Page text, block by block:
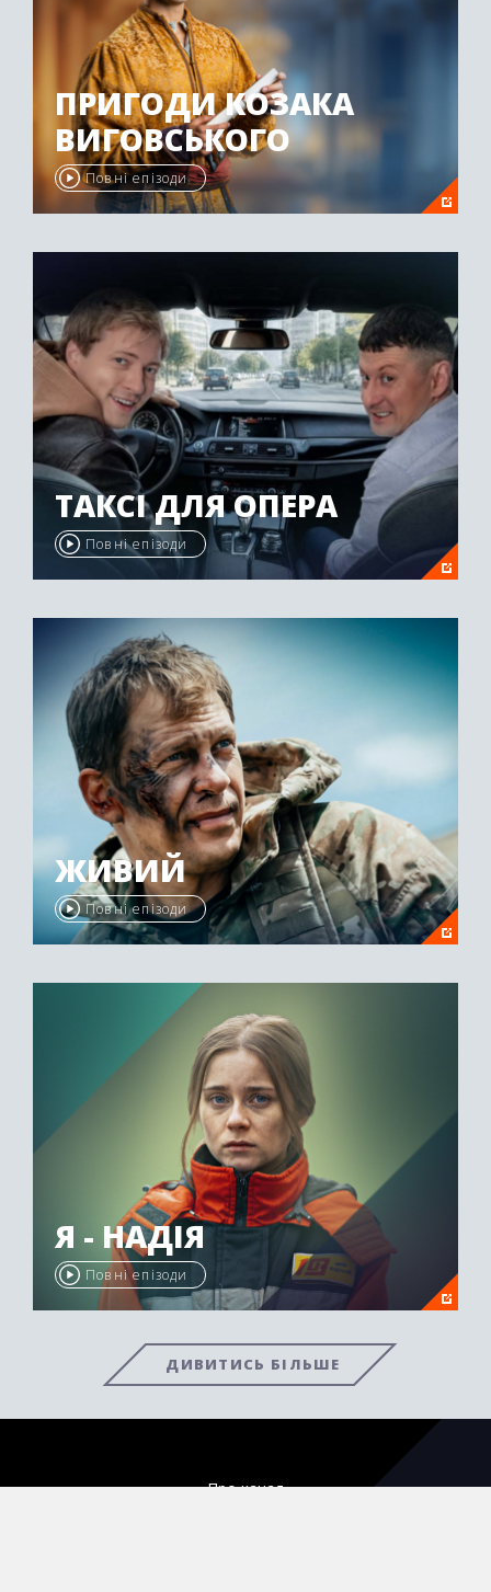
ПРИГОДИ КОЗАКА
ВИГОВСЬКОГО
Повні епізоди
ТАКСІ ДЛЯ ОПЕРА
Повні епізоди
ЖИВИЙ
Повні епізоди
Я - НАДІЯ
Повні епізоди
ДИВИТИСЬ БІЛЬШЕ
Про канал